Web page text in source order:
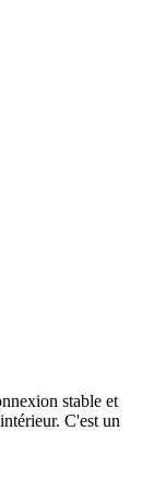
stable et
C'est un